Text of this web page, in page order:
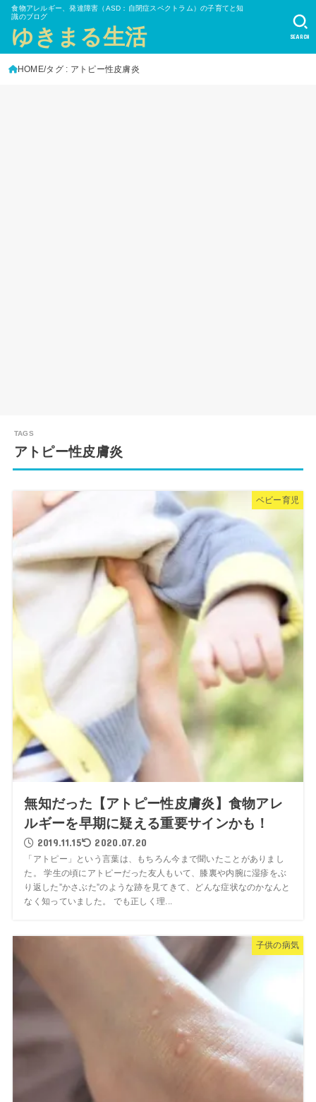
食物アレルギー、発達障害（ASD：自閉症スペクトラム）の子育てと知
識のブログ
ゆきまる生活 SEARCH
HOME タグ : アトピー性皮膚炎
アトピー性皮膚炎
ベビー育児
無知だった【アトピー性皮膚炎】食物アレ
ルギーを早期に疑える重要サインかも！
2019.11.15 2020.07.20
「アトピー」という言葉は、もちろん今まで聞いたことがありまし
た。 学生の頃にアトピーだった友人もいて、膝裏や内腕に湿疹をぶ
り返した”かさぶた”のような跡を見てきて、どんな症状なのかなんと
なく知っていました。 でも正しく理...
子供の病気